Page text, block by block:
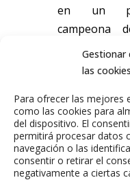
Gestionar
las cookies
Para ofrecer las mejores
como las cookies para
del dispositivo. El
permitirá procesar datos
navegación o las
consentir o retirar el
negativamente a ciertas
en un
campeona
campeona
League
integrante
Email